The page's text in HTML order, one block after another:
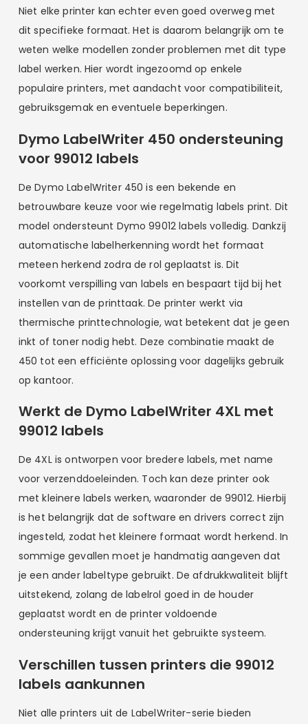
Niet elke printer kan echter even goed overweg met
dit specifieke formaat. Het is daarom belangrijk om te
weten welke modellen zonder problemen met dit type
label werken. Hier wordt ingezoomd op enkele
populaire printers, met aandacht voor compatibiliteit,
gebruiksgemak en eventuele beperkingen.
Dymo LabelWriter 450 ondersteuning
voor 99012 labels
De Dymo LabelWriter 450 is een bekende en
betrouwbare keuze voor wie regelmatig labels print. Dit
model ondersteunt Dymo 99012 labels volledig. Dankzij
automatische labelherkenning wordt het formaat
meteen herkend zodra de rol geplaatst is. Dit
voorkomt verspilling van labels en bespaart tijd bij het
instellen van de printtaak. De printer werkt via
thermische printtechnologie, wat betekent dat je geen
inkt of toner nodig hebt. Deze combinatie maakt de
450 tot een efficiënte oplossing voor dagelijks gebruik
op kantoor.
Werkt de Dymo LabelWriter 4XL met
99012 labels
De 4XL is ontworpen voor bredere labels, met name
voor verzenddoeleinden. Toch kan deze printer ook
met kleinere labels werken, waaronder de 99012. Hierbij
is het belangrijk dat de software en drivers correct zijn
ingesteld, zodat het kleinere formaat wordt herkend. In
sommige gevallen moet je handmatig aangeven dat
je een ander labeltype gebruikt. De afdrukkwaliteit blijft
uitstekend, zolang de labelrol goed in de houder
geplaatst wordt en de printer voldoende
ondersteuning krijgt vanuit het gebruikte systeem.
Verschillen tussen printers die 99012
labels aankunnen
Niet alle printers uit de LabelWriter-serie bieden